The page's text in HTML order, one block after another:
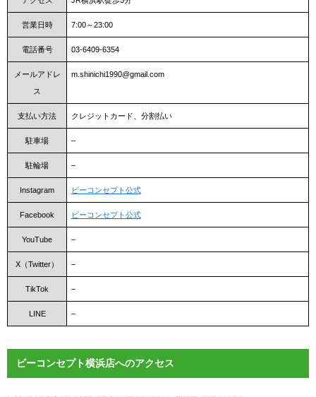
営業日時 7:00～23:00
電話番号 03-6409-6354
メールアドレ
ス
m.shinichi1990@gmail.com
支払い方法 クレジットカード、分割払い
駐車場 –
駐輪場 –
Instagram ビーコンセプト公式
Facebook ビーコンセプト公式
YouTube –
X（Twitter） –
TikTok –
LINE –
ビーコンセプト横浜店へのアクセス